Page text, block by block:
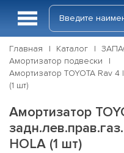
Главная Каталог
Амортизатор подвески
Амортизатор TOYOTA Rav
(1 шт)
Амортизатор
HOLA (1 шт)